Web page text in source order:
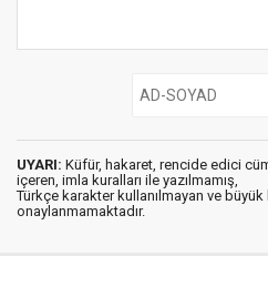
UYARI: Küfür, hakaret, rencide edici
içeren, imla kuralları ile yazılmamış,
Türkçe karakter kullanılmayan ve büyük
onaylanmamaktadır.